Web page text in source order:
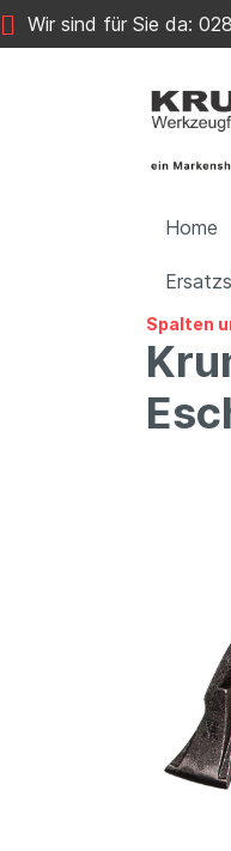
Wir sind für Sie da:
Home
Spalten